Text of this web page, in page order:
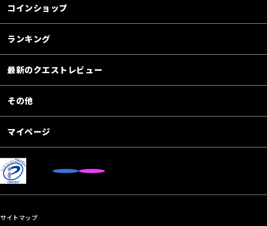
コインショップ
ランキング
最新のクエストレビュー
その他
マイページ
サイトマップ